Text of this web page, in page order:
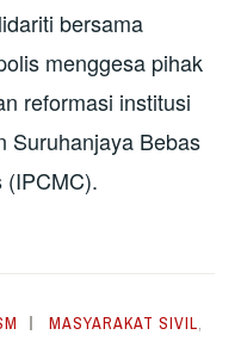
bersama
menggesa pihak
reformasi institusi
Suruhanjaya Bebas
(IPCMC).
MASYARAKAT SIVIL,